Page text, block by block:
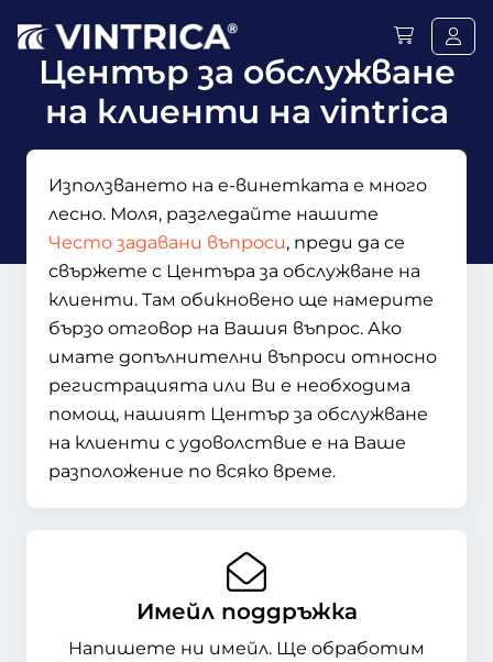
Център за обслужване
на клиенти на vintrica
Използването на е-винетката е много
лесно. Моля, разгледайте нашите
Често задавани въпроси, преди да се
свържете с Центъра за обслужване на
клиенти. Там обикновено ще намерите
бързо отговор на Вашия въпрос. Ако
имате допълнителни въпроси относно
регистрацията или Ви е необходима
помощ, нашият Център за обслужване
на клиенти с удоволствие е на Ваше
разположение по всяко време.
Имейл поддръжка
Напишете ни имейл. Ще обработим